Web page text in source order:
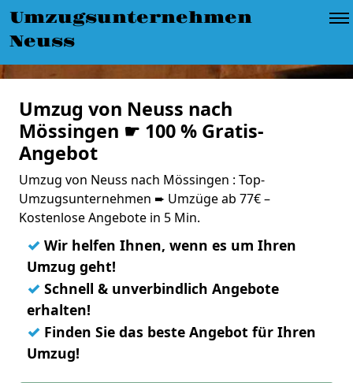
Umzugsunternehmen
Neuss
Umzug von Neuss nach
Mössingen ☛ 100 % Gratis-
Angebot
Umzug von Neuss nach Mössingen : Top-
Umzugsunternehmen ➨ Umzüge ab 77€ –
Kostenlose Angebote in 5 Min.
✓ Wir helfen Ihnen, wenn es um Ihren
Umzug geht!
✓ Schnell & unverbindlich Angebote
erhalten!
✓ Finden Sie das beste Angebot für Ihren
Umzug!